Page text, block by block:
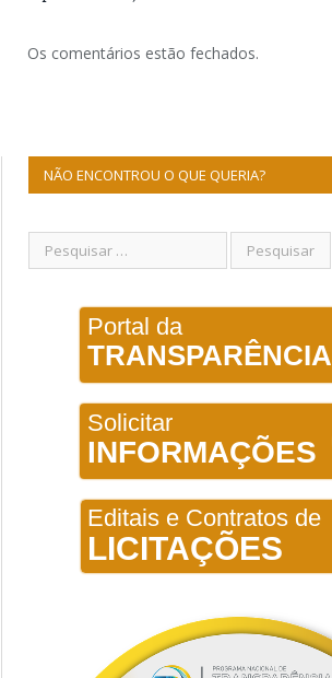
Os comentários estão fechados.
NÃO ENCONTROU O QUE QUERIA?
Portal da
TRANSPARÊNCIA
Solicitar
INFORMAÇÕES
Editais e Contratos de
LICITAÇÕES